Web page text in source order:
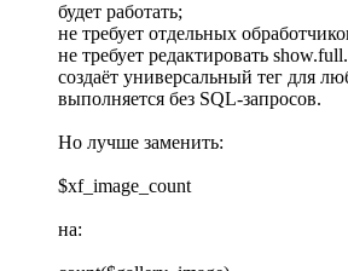
будет работать;
не требует отдельных
не требует редактировать
создаёт универсальный тег для
выполняется без SQL-запросов.
Но лучше заменить:
$xf_image_count
на: